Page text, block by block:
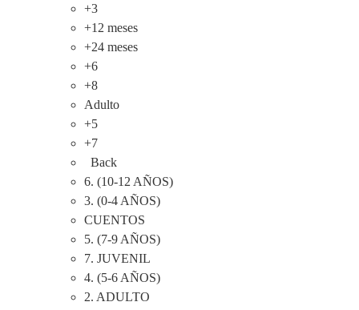
+3
+12 meses
+24 meses
+6
+8
Adulto
+5
+7
Back
6. (10-12 AÑOS)
3. (0-4 AÑOS)
CUENTOS
5. (7-9 AÑOS)
7. JUVENIL
4. (5-6 AÑOS)
2. ADULTO